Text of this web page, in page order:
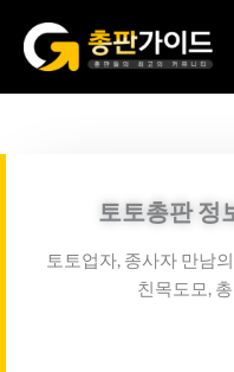
너
토토총판 정
토토업자, 종사자 만남
친목도모,